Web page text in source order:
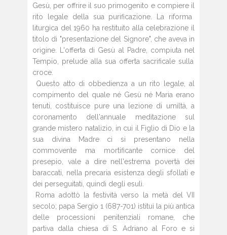
Gesù, per offrire il suo primogenito e compiere il
rito legale della sua purificazione. La riforma
liturgica del 1960 ha restituito alla celebrazione il
titolo di "presentazione del
Signore", che aveva in
origine.
L'offerta di Gesù al Padre, compiuta nel
Tempio, prelude alla sua offerta sacrificale sulla
croce.
Questo atto di obbedienza a un rito legale, al
compimento del quale né Gesù né Maria erano
tenuti, costituisce pure una lezione di umiltà, a
coronamento dell'annuale meditazione sul
grande mistero natalizio, in cui il Figlio di Dio e la
sua divina Madre ci si presentano nella
commovente ma mortificante cornice del
presepio, vale a dire nell'estrema povertà dei
baraccati, nella precaria esistenza degli sfollati e
dei perseguitati, quindi degli esuli.
Roma adottò la festività verso la metà del VII
secolo; papa Sergio 1 (687-701) istituì la più antica
delle processioni penitenziali romane, che
partiva dalla chiesa di S. Adriano al Foro e si